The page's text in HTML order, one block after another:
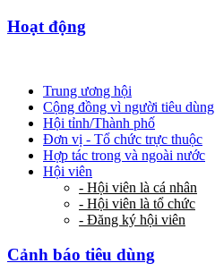
Hoạt động
Trung ương hội
Cộng đồng vì người tiêu dùng
Hội tỉnh/Thành phố
Đơn vị - Tổ chức trực thuộc
Hợp tác trong và ngoài nước
Hội viên
- Hội viên là cá nhân
- Hội viên là tổ chức
- Đăng ký hội viên
Cảnh báo tiêu dùng